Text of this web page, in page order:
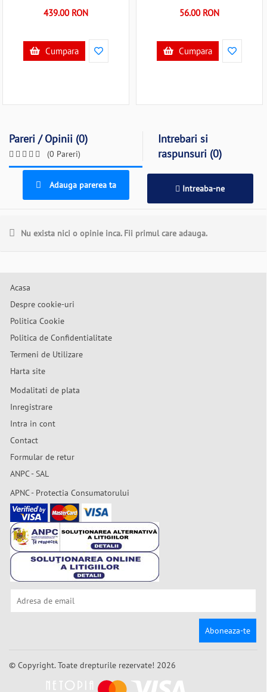
439.00 RON
Cumpara
56.00 RON
Cumpara
Pareri / Opinii (0)
(0 Pareri)
Intrebari si
raspunsuri (0)
Adauga parerea ta Intreaba-ne
Nu exista nici o opinie inca. Fii primul care adauga.
Acasa
Despre cookie-uri
Politica Cookie
Politica de Confidentialitate
Termeni de Utilizare
Harta site
Modalitati de plata
Inregistrare
Intra in cont
Contact
Formular de retur
ANPC - SAL
APNC - Protectia Consumatorului
Aboneaza-te
© Copyright. Toate drepturile rezervate! 2026